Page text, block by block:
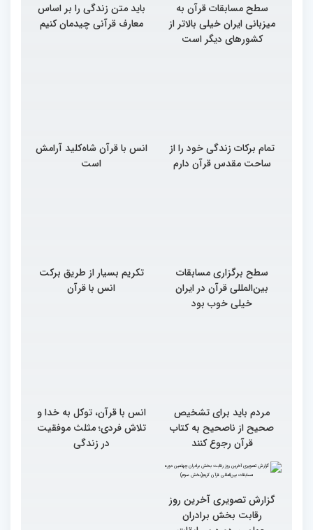
سطح مسابقات قرآن به
میزبانی ایران خیلی بالاتر از
کشورهای دیگر است
باید متن زندگی را بر اساس
معارف قرآنی چیدمان کنیم
تمام برکات زندگی خود را از
ساحت مقدس قرآن دارم
انس با قرآن شاه‌کلید آرامش
است
سطح برگزاری مسابقات
بین‌المللی قرآن در ایران
خیلی خوب بود
تکریم بسیار از طریق برکت
انس با قرآن
مردم باید برای تشخیص
صحیح از ناصحیح به کتاب
قرآن رجوع کنند
انس با قرآن، توکل به خدا و
تلاش فردی؛ مثلث موفقیت
در زندگی